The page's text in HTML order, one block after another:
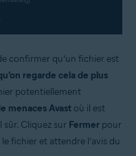
confirmer qu’un fichier est
regarde cela de plus
potentiellement
menaces Avast où il est
Cliquez sur Fermer pour
fichier et attendre l’avis du